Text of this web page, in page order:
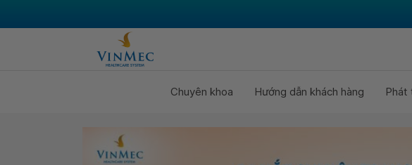
Chuyên khoa Hướng dẫn khách hàng Phát